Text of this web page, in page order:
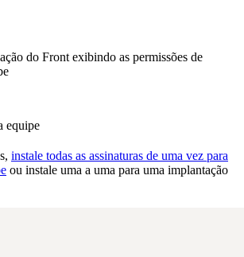
do Front exibindo as permissões de
equipe
instale todas as assinaturas de uma vez para
ou instale uma a uma para uma implantação